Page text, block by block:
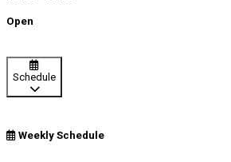
Open
Schedule
Weekly Schedule